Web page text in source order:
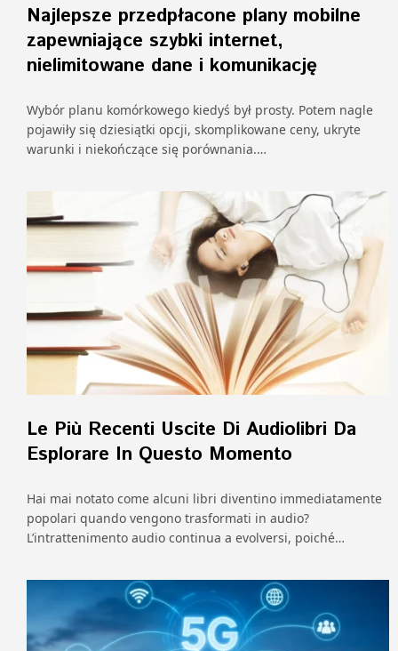
Najlepsze przedpłacone plany mobilne
zapewniające szybki internet,
nielimitowane dane i komunikację
Wybór planu komórkowego kiedyś był prosty. Potem nagle
pojawiły się dziesiątki opcji, skomplikowane ceny, ukryte
warunki i niekończące się porównania.…
Le Più Recenti Uscite Di Audiolibri Da
Esplorare In Questo Momento
Hai mai notato come alcuni libri diventino immediatamente
popolari quando vengono trasformati in audio?
L’intrattenimento audio continua a evolversi, poiché…